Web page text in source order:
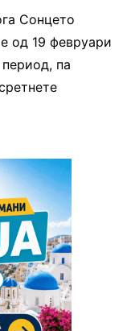
Сонцето
од 19 февруари
па